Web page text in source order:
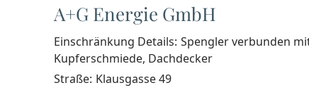
A+G Energie GmbH
Einschränkung Details: Spengler verbunden
Kupferschmiede, Dachdecker
Straße: Klausgasse 49